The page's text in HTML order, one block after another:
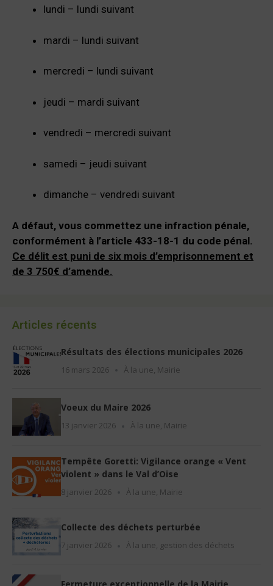
lundi – lundi suivant
mardi – lundi suivant
mercredi – lundi suivant
jeudi – mardi suivant
vendredi – mercredi suivant
samedi – jeudi suivant
dimanche – vendredi suivant
A défaut, vous commettez une infraction pénale,
conformément à l’article 433-18-1 du code pénal.
Ce délit est puni de six mois d’emprisonnement et
de 3 750€ d’amende.
Articles récents
Résultats des élections municipales 2026
16 mars 2026 À la une, Mairie
Voeux du Maire 2026
13 janvier 2026 À la une, Mairie
Tempête Goretti: Vigilance orange « Vent
violent » dans le Val d’Oise
8 janvier 2026 À la une Mairie
Collecte des déchets perturbée
7 janvier 2026 À la une, gestion des déchets